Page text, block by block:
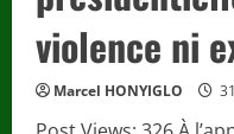
violence ni
Marcel HONYIGLO